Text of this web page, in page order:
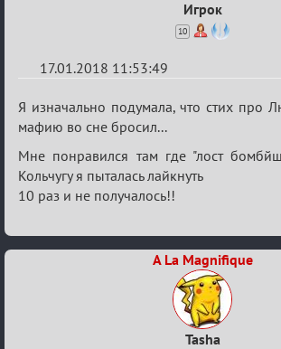
Игрок
10
17.01.2018 11:53:49
Re:
Мафский
Стихоплёт
(обсуждение)
Я изначально подумала, что стих про
мафию во сне бросил...
Мне понравился там где "лост
Кольчугу я пыталась лайкнуть
10 раз и не получалось!!
A La Magnifique
Tasha